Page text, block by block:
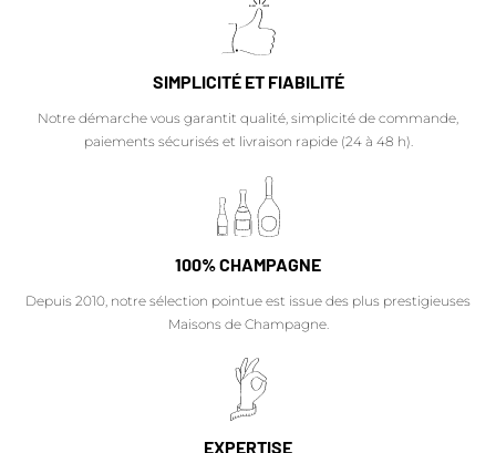
SIMPLICITÉ ET FIABILITÉ
Notre démarche vous garantit qualité, simplicité de commande,
paiements sécurisés et livraison rapide (24 à 48 h).
100% CHAMPAGNE
Depuis 2010, notre sélection pointue est issue des plus prestigieuses
Maisons de Champagne.
EXPERTISE